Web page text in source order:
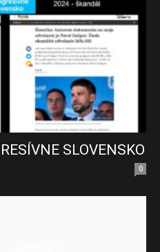
SLOVENSKO
0